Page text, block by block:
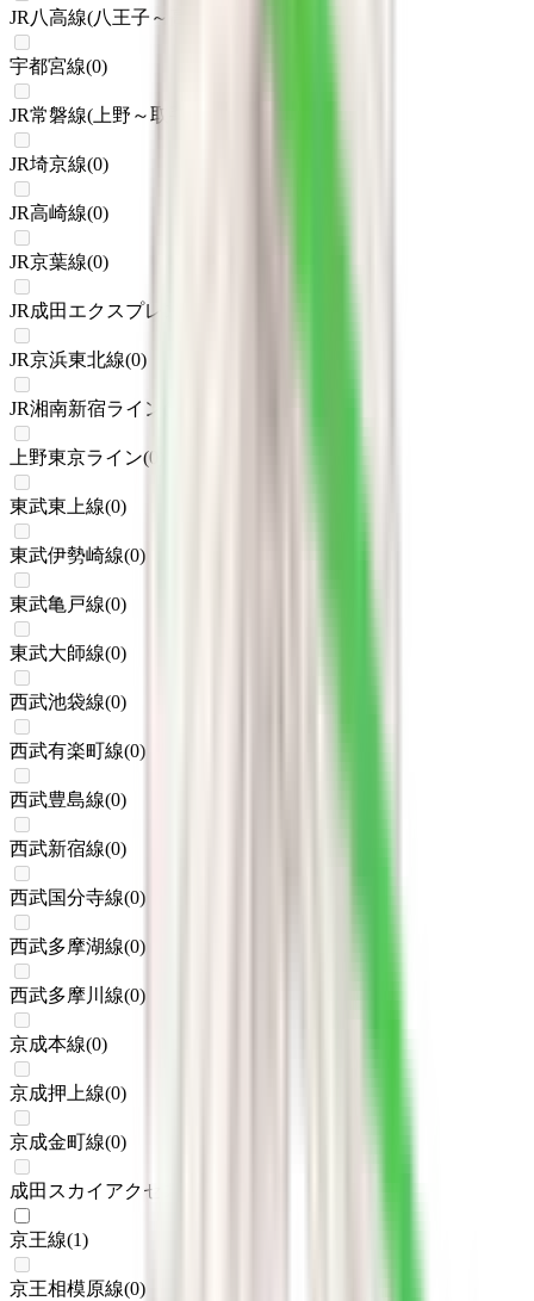
JR八高線(八王子～高麗川)
宇都宮線(0)
JR常磐線(上野～取手)
JR埼京線(0)
JR高崎線(0)
JR京葉線(0)
JR成田エクスプレス
JR京浜東北線(0)
JR湘南新宿ライン
上野東京ライン(0
東武東上線(0)
東武伊勢崎線(0)
東武亀戸線(0)
東武大師線(0)
西武池袋線(0)
西武有楽町線(0)
西武豊島線(0)
西武新宿線(0)
西武国分寺線(0)
西武多摩湖線(0)
西武多摩川線(0)
京成本線(0)
京成押上線(0)
京成金町線(0)
成田スカイアクセス
京王線(1)
京王相模原線(0)